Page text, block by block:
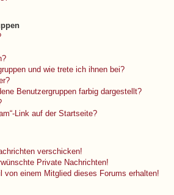
und wie trete ich ihnen bei?
Benutzergruppen farbig dargestellt?
Link auf der Startseite?
verschicken!
Private Nachrichten!
von einem Mitglied dieses Forums erhalten!